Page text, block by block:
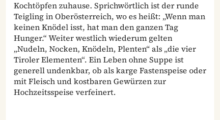
Kochtöpfen zuhause. Sprichwörtlich ist der runde
Teigling in Oberösterreich, wo es heißt: „Wenn man
keinen Knödel isst, hat man den ganzen Tag
Hunger.“ Weiter westlich wiederum gelten
„Nudeln, Nocken, Knödeln, Plenten“ als „die vier
Tiroler Elementen“. Ein Leben ohne Suppe ist
generell undenkbar, ob als karge Fastenspeise oder
mit Fleisch und kostbaren Gewürzen zur
Hochzeitsspeise verfeinert.